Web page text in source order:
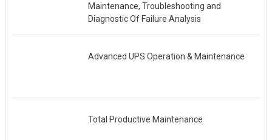
Maintenance, Troubleshooting and
Diagnostic Of Failure Analysis
Advanced UPS Operation & Maintenance
Total Productive Maintenance